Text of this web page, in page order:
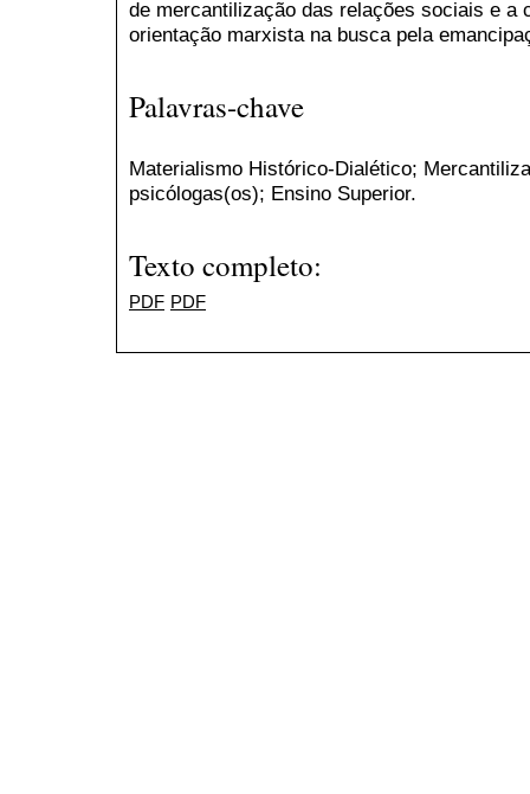
de mercantilização das relações sociais e a
orientação marxista na busca pela
Palavras-chave
Materialismo Histórico-Dialético;
psicólogas(os); Ensino Superior.
Texto completo:
PDF PDF